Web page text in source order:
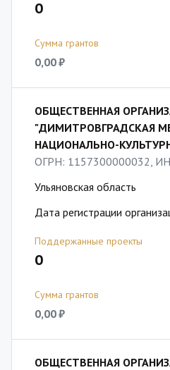
0
Сумма грантов
0,00 ₽
ОБЩЕСТВЕННАЯ
"ДИМИТРОВГРАДСКАЯ
НАЦИОНАЛЬНО-
ОГРН: 1157300000032,
Ульяновская область
Дата регистрации
Поддержанные проекты
0
Сумма грантов
0,00 ₽
ОБЩЕСТВЕННАЯ